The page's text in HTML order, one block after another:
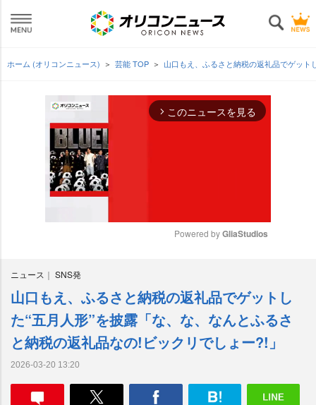
ホーム (オリコンニュース) 芸能 TOP 山口もえ、ふるさと納税の返礼品でゲッ
arrow_forward_ios このニュースを見る
Powered by GliaStudios
ニュース SNS発
山口もえ、ふるさと納税の返礼品でゲットし
た“五月人形”を披露「な、な、なんとふるさ
と納税の返礼品なの!ビックリでしょー?!」
2026-03-20 13:20